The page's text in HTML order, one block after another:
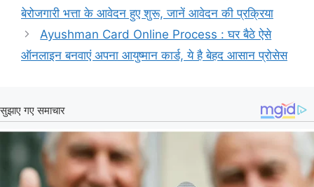
बेरोजगारी भत्ता के आवेदन हुए शुरू, जानें आवेदन की प्रक्रिया
Ayushman Card Online Process : घर बैठे ऐसे
ऑनलाइन बनवाएं अपना आयुष्मान कार्ड, ये है बेहद आसान प्रोसेस